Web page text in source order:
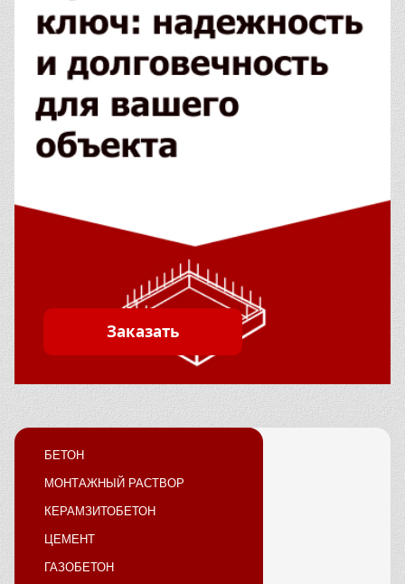
Заказать
БЕТОН
МОНТАЖНЫЙ РАСТВОР
КЕРАМЗИТОБЕТОН
ЦЕМЕНТ
ГАЗОБЕТОН